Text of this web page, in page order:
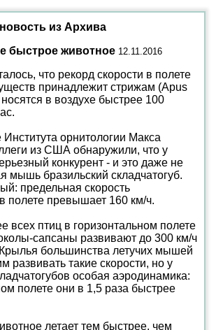
из Архива
быстрое животное 12.11.2016
что рекорд скорости в полете
принадлежит стрижам (Apus
в воздухе быстрее 100
орнитологии Макса
из США обнаружили, что у
конкурент - и это даже не
мышь бразильский складчатогуб.
предельная скорость
полете превышает 160 км/ч.
всех птиц в горизонтальном полете
сапсаны развивают до 300 км/ч
большинства летучих мышей
развивать такие скорости, но у
особая аэродинамика:
полете они в 1,5 раза быстрее
летает тем быстрее, чем